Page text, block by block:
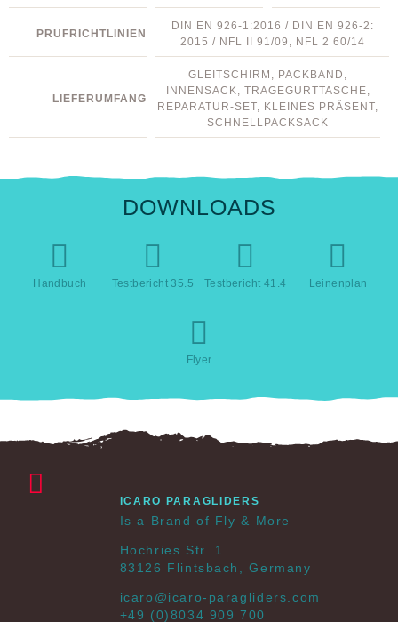
PRÜFRICHTLINIEN
DIN EN 926-1:2016 / DIN EN 926-2:
2015 / NFL II 91/09, NFL 2 60/14
LIEFERUMFANG
GLEITSCHIRM, PACKBAND,
INNENSACK, TRAGEGURTTASCHE,
REPARATUR-SET, KLEINES PRÄSENT,
SCHNELLPACKSACK
DOWNLOADS
Handbuch Testbericht 35.5 Testbericht 41.4 Leinenplan
Flyer
ICARO PARAGLIDERS
Is a Brand of Fly & More
Hochries Str. 1
83126 Flintsbach, Germany
icaro@icaro-paragliders.com
+49 (0)8034 909 700